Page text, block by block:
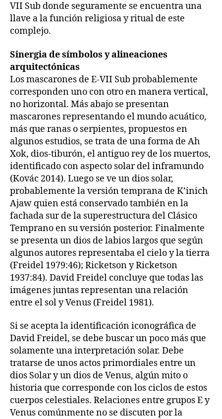
VII Sub donde seguramente se encuentra una
llave a la función religiosa y ritual de este
complejo.
Sinergia de símbolos y alineaciones
arquitectónicas
Los mascarones de E-VII Sub probablemente
corresponden uno con otro en manera vertical,
no horizontal. Más abajo se presentan
mascarones representando el mundo acuático,
más que ranas o serpientes, propuestos en
algunos estudios, se trata de una forma de Ah
Xok, dios-tiburón, el antiguo rey de los muertos,
identificado con aspecto solar del inframundo
(Kovác 2014). Luego se ve un dios solar,
probablemente la versión temprana de K’inich
Ajaw quien está conservado también en la
fachada sur de la superestructura del Clásico
Temprano en su versión posterior. Finalmente
se presenta un dios de labios largos que según
algunos autores representaba el cielo y la tierra
(Freidel 1979:46); Ricketson y Ricketson
1937:84). David Freidel concluye que todas las
imágenes juntas representan una relación
entre el sol y Venus (Freidel 1981).
Si se acepta la identificación iconográfica de
David Freidel, se debe buscar un poco más que
solamente una interpretación solar. Debe
tratarse de unos actos primordiales entre un
dios Solar y un dios de Venus, algún mito o
historia que corresponde con los ciclos de estos
cuerpos celestiales. Relaciones entre grupos E y
Venus comúnmente no se discuten por la